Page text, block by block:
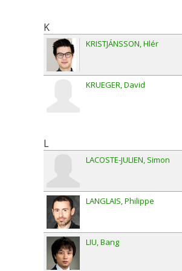
K
KRISTJÁNSSON Hlér
KRUEGER David
L
LACOSTE-JULIEN Simon
LANGLAIS Philippe
LIU Bang